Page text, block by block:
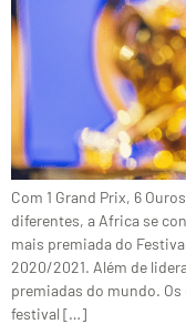
Com 1 Grand Prix, 6
diferentes, a Africa se
mais premiada do
2020/2021. Além de
premiadas do mundo.
festival […]